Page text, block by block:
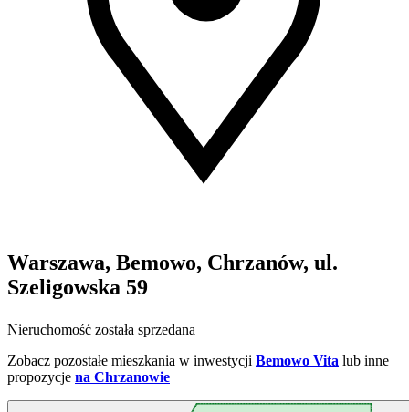
Warszawa, Bemowo, Chrzanów, ul.
Szeligowska 59
Nieruchomość została sprzedana
Zobacz pozostałe mieszkania w inwestycji Bemowo Vita lub inne
propozycje na Chrzanowie